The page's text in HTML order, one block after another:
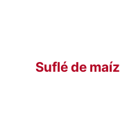
Suflé de maíz